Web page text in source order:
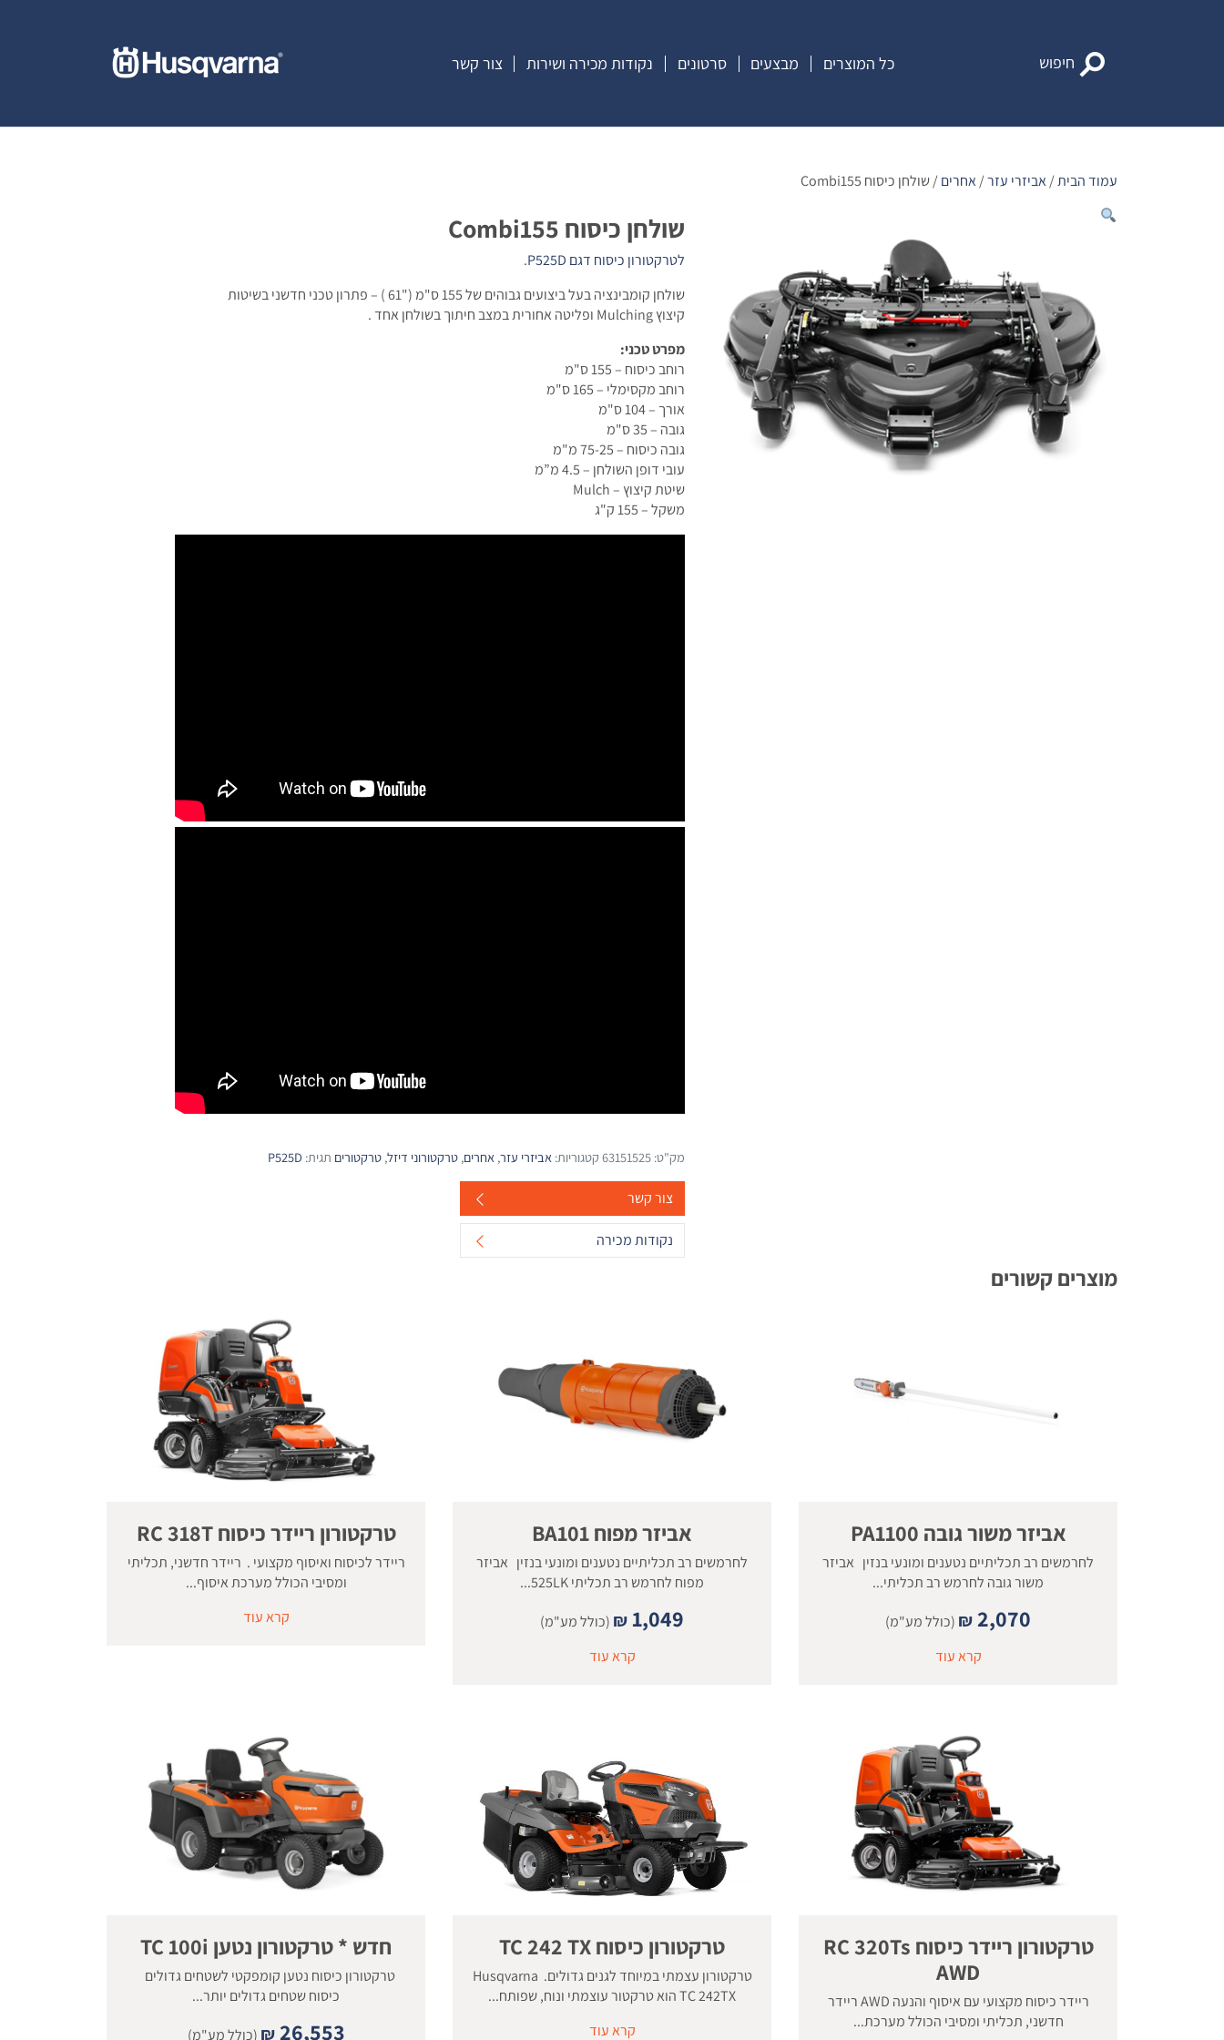
חיפוש כל המוצרים מבצעים סרטונים נקודות מכירה ושירות צור קשר
עמוד הבית/אביזרי עזר/אחרים/ שולחן כיסוח Combi155
שולחן כיסוח Combi155
לטרקטורון כיסוח דגם P525D
.
שולחן קומבינציה בעל ביצועים גבוהים של 155 ס"מ ("61 ) – פתרון טכני חדשני בשיטות
קיצוץ Mulching ופליטה אחורית במצב חיתוך בשולחן אחד .
מפרט טכני:
רוחב כיסוח – 155 ס"מ
רוחב מקסימלי – 165 ס"מ
אורך – 104 ס"מ
גובה – 35 ס"מ
גובה כיסוח – 75-25 מ"מ
עובי דופן השולחן – 4.5 מ”מ
שיטת קיצוץ – Mulch
משקל – 155 ק"ג
מק"ט: 63151525 קטגוריות: אביזרי עזר, אחרים, טרקטורוני דיזל, טרקטורים תגית: P525D
צור קשר
נקודות מכירה
מוצרים קשורים
אביזר משור גובה PA1100
לחרמשים רב תכליתיים נטענים ומונעי בנזין אביזר
משור גובה לחרמש רב תכליתי...
₪ 2,070
(כולל מע"מ)
קרא עוד
אביזר מפוח BA101
לחרמשים רב תכליתיים נטענים ומונעי בנזין אביזר
מפוח לחרמש רב תכליתי 525LK...
₪ 1,049
(כולל מע"מ)
קרא עוד
טרקטורון ריידר כיסוח RC 318T
ריידר לכיסוח ואיסוף מקצועי . ריידר חדשני, תכליתי
ומסיבי הכולל מערכת איסוף...
קרא עוד
טרקטורון ריידר כיסוח RC 320Ts
AWD
ריידר כיסוח מקצועי עם איסוף והנעה AWD ריידר
חדשני, תכליתי ומסיבי הכולל מערכת...
טרקטורון כיסוח TC 242 TX
טרקטורון עצמתי במיוחד לגנים גדולים. Husqvarna
TC 242TX הוא טרקטור עוצמתי ונוח, שפותח...
קרא עוד
חדש * טרקטורון נטען TC 100i
טרקטורון כיסוח נטען קומפקטי לשטחים גדולים
כיסוח שטחים גדולים יותר...
₪ 26,553
(כולל מע"מ)